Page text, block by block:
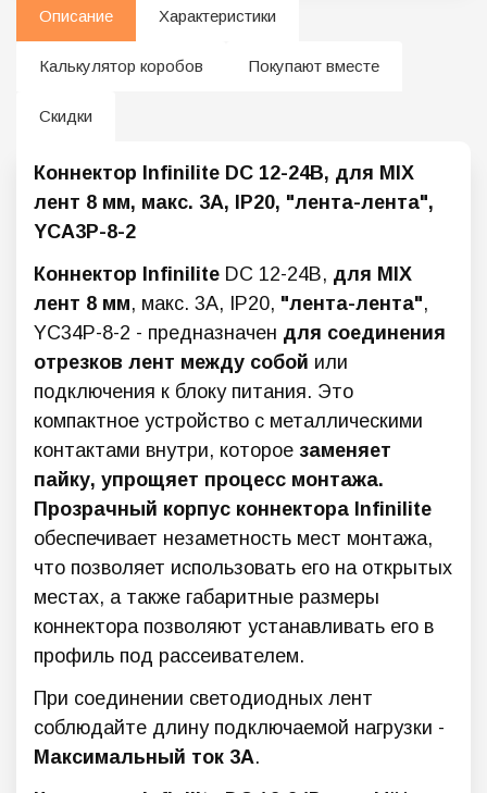
Описание Характеристики
Калькулятор коробов Покупают вместе
Скидки
Коннектор Infinilite DC 12-24В, для MIX
лент 8 мм, макс. 3А, IP20, "лента-лента",
YCA3P-8-2
Коннектор Infinilite DC 12-24В, для MIX
лент 8 мм, макс. 3А, IP20, "лента-лента",
YC34P-8-2 - предназначен для соединения
отрезков лент между собой или
подключения к блоку питания. Это
компактное устройство с металлическими
контактами внутри, которое заменяет
пайку, упрощяет процесс монтажа.
Прозрачный корпус коннектора Infinilite
обеспечивает незаметность мест монтажа,
что позволяет использовать его на открытых
местах, а также габаритные размеры
коннектора позволяют устанавливать его в
профиль под рассеивателем.
При соединении светодиодных лент
соблюдайте длину подключаемой нагрузки -
Максимальный ток 3А.